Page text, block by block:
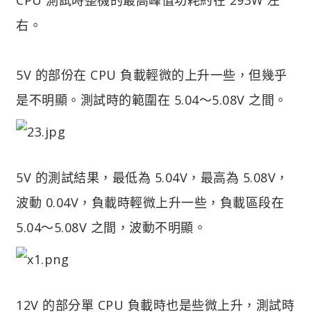
右。
5V 的部份在 CPU 負載輕微的上升一些，但幾乎
是不明顯。測試時的範圍在 5.04～5.08V 之間。
5V 的測試結果，最低為 5.04V，最高為 5.08V，
波動 0.04V，負載時輕微上升一些，負載區段在
5.04～5.08V 之間，波動不明顯。
12V 的部分單 CPU 負載時也是些微上升，測試時